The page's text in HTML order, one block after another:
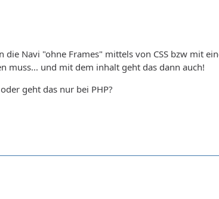
die Navi "ohne Frames" mittels von CSS bzw mit
muss... und mit dem inhalt geht das dann auch!
geht das nur bei PHP?